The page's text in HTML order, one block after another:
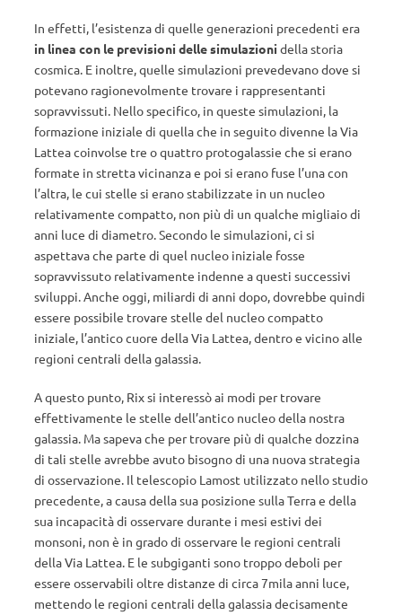
In effetti, l’esistenza di quelle generazioni precedenti era
in linea con le previsioni delle simulazioni della storia
cosmica. E inoltre, quelle simulazioni prevedevano dove si
potevano ragionevolmente trovare i rappresentanti
sopravvissuti. Nello specifico, in queste simulazioni, la
formazione iniziale di quella che in seguito divenne la Via
Lattea coinvolse tre o quattro protogalassie che si erano
formate in stretta vicinanza e poi si erano fuse l’una con
l’altra, le cui stelle si erano stabilizzate in un nucleo
relativamente compatto, non più di un qualche migliaio di
anni luce di diametro. Secondo le simulazioni, ci si
aspettava che parte di quel nucleo iniziale fosse
sopravvissuto relativamente indenne a questi successivi
sviluppi. Anche oggi, miliardi di anni dopo, dovrebbe quindi
essere possibile trovare stelle del nucleo compatto
iniziale, l’antico cuore della Via Lattea, dentro e vicino alle
regioni centrali della galassia.
A questo punto, Rix si interessò ai modi per trovare
effettivamente le stelle dell’antico nucleo della nostra
galassia. Ma sapeva che per trovare più di qualche dozzina
di tali stelle avrebbe avuto bisogno di una nuova strategia
di osservazione. Il telescopio Lamost utilizzato nello studio
precedente, a causa della sua posizione sulla Terra e della
sua incapacità di osservare durante i mesi estivi dei
monsoni, non è in grado di osservare le regioni centrali
della Via Lattea. E le subgiganti sono troppo deboli per
essere osservabili oltre distanze di circa 7mila anni luce,
mettendo le regioni centrali della galassia decisamente